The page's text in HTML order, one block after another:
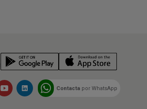
Contacta por WhatsApp